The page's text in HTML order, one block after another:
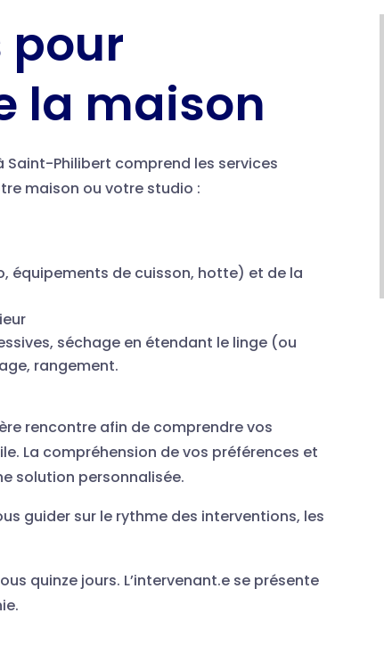
pour
la maison
Philibert comprend les services
maison ou votre studio :
équipements de cuisson, hotte) et de la
séchage en étendant le linge (ou
rangement.
rencontre afin de comprendre vos
La compréhension de vos préférences et
solution personnalisée.
guider sur le rythme des interventions, les
quinze jours. L’intervenant.e se présente